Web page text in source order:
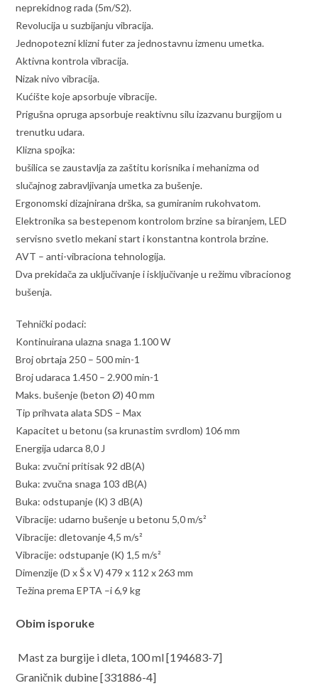
neprekidnog rada (5m/S2).
Revolucija u suzbijanju vibracija.
Jednopotezni klizni futer za jednostavnu izmenu umetka.
Aktivna kontrola vibracija.
Nizak nivo vibracija.
Kućište koje apsorbuje vibracije.
Prigušna opruga apsorbuje reaktivnu silu izazvanu burgijom u
trenutku udara.
Klizna spojka:
bušilica se zaustavlja za zaštitu korisnika i mehanizma od
slučajnog zabravljivanja umetka za bušenje.
Ergonomski dizajnirana drška, sa gumiranim rukohvatom.
Elektronika sa bestepenom kontrolom brzine sa biranjem, LED
servisno svetlo mekani start i konstantna kontrola brzine.
AVT – anti-vibraciona tehnologija.
Dva prekidača za uključivanje i isključivanje u režimu vibracionog
bušenja.
Tehnički podaci:
Kontinuirana ulazna snaga 1.100 W
Broj obrtaja 250 – 500 min-1
Broj udaraca 1.450 – 2.900 min-1
Maks. bušenje (beton Ø) 40 mm
Tip prihvata alata SDS – Max
Kapacitet u betonu (sa krunastim svrdlom) 106 mm
Energija udarca 8,0 J
Buka: zvučni pritisak 92 dB(A)
Buka: zvučna snaga 103 dB(A)
Buka: odstupanje (K) 3 dB(A)
Vibracije: udarno bušenje u betonu 5,0 m/s²
Vibracije: dletovanje 4,5 m/s²
Vibracije: odstupanje (K) 1,5 m/s²
Dimenzije (D x Š x V) 479 x 112 x 263 mm
Težina prema EPTA –i 6,9 kg
Obim isporuke
Mast za burgije i dleta, 100 ml [194683-7]
Graničnik dubine [331886-4]